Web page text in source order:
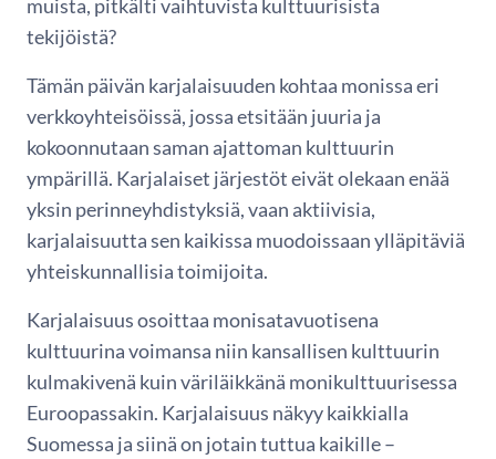
muista, pitkälti vaihtuvista kulttuurisista
tekijöistä?
Tämän päivän karjalaisuuden kohtaa monissa eri
verkkoyhteisöissä, jossa etsitään juuria ja
kokoonnutaan saman ajattoman kulttuurin
ympärillä. Karjalaiset järjestöt eivät olekaan enää
yksin perinneyhdistyksiä, vaan aktiivisia,
karjalaisuutta sen kaikissa muodoissaan ylläpitäviä
yhteiskunnallisia toimijoita.
Karjalaisuus osoittaa monisatavuotisena
kulttuurina voimansa niin kansallisen kulttuurin
kulmakivenä kuin väriläikkänä monikulttuurisessa
Euroopassakin. Karjalaisuus näkyy kaikkialla
Suomessa ja siinä on jotain tuttua kaikille –